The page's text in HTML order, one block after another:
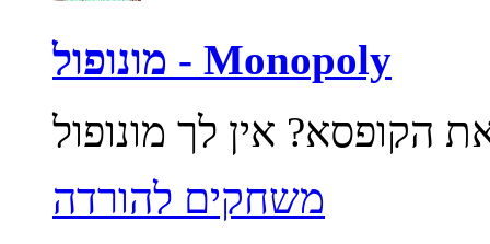
מונופול - Monopoly
משחקים להורדה